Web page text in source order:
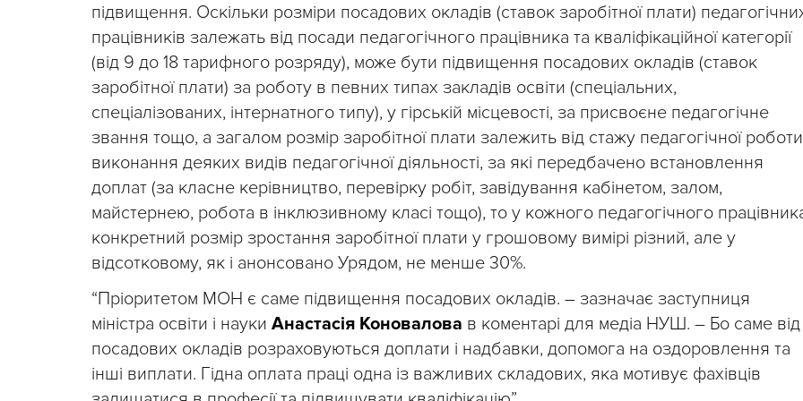
підвищення. Оскільки розміри посадових окладів (ставок заробітної плати)
працівників залежать від посади педагогічного працівника та кваліфікаційної категорії
(від 9 до 18 тарифного розряду), може бути підвищення посадових окладів (ставок
заробітної плати) за роботу в певних типах закладів освіти (спеціальних,
спеціалізованих, інтернатного типу), у гірській місцевості, за присвоєне педагогічне
звання тощо, а загалом розмір заробітної плати залежить від стажу педагогічної
виконання деяких видів педагогічної діяльності, за які передбачено встановлення
доплат (за класне керівництво, перевірку робіт, завідування кабінетом, залом,
майстернею, робота в інклюзивному класі тощо), то у кожного педагогічного
конкретний розмір зростання заробітної плати у грошовому вимірі різний, але у
відсотковому, як і анонсовано Урядом, не менше 30%.
“Пріоритетом МОН є саме підвищення посадових окладів. – зазначає заступниця
міністра освіти і науки Анастасія Коновалова в коментарі для медіа НУШ. – Бо саме від
посадових окладів розраховуються доплати і надбавки, допомога на оздоровлення та
інші виплати. Гідна оплата праці одна із важливих складових, яка мотивує фахівців